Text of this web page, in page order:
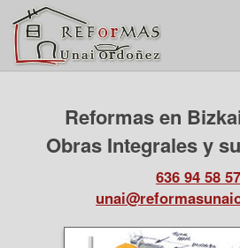
Reformas en
Obras Integrales y
636 94 58 57